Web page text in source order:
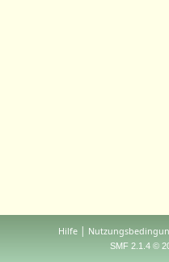
Hilfe |
SMF 2.1.4 ©